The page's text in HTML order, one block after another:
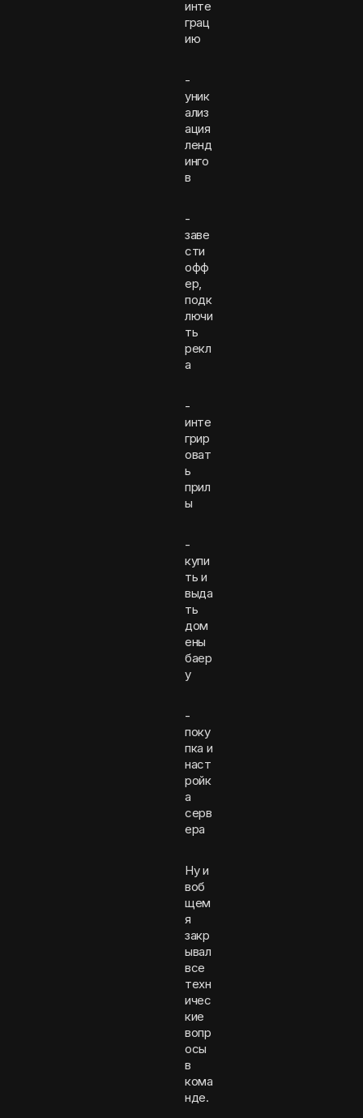
инте
грац
ию
-
уник
ализ
ация
ленд
инго
в
-
заве
сти
офф
ер,
подк
лючи
ть
рекл
а
-
инте
грир
оват
ь
прил
ы
-
купи
ть и
выда
ть
дом
ены
баер
у
-
поку
пка и
наст
ройк
а
серв
ера
Ну и
воб
щем
я
закр
ывал
все
техн
ичес
кие
вопр
осы
в
кома
нде.